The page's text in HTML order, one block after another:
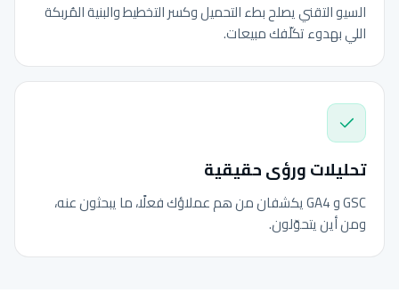
السيو التقني يصلح بطء التحميل وكسر التخطيط والبنية المُربكة
اللي بهدوء تكلّفك مبيعات.
تحليلات ورؤى حقيقية
GSC و GA4 يكشفان من هم عملاؤك فعلًا، ما يبحثون عنه،
ومن أين يتحوّلون.